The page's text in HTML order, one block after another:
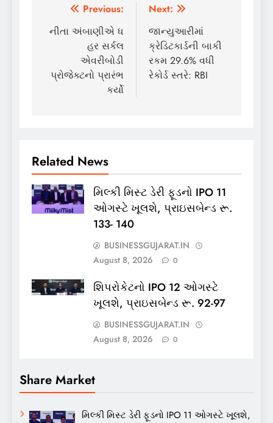
Post
navigation
Previous:
નીતા અંબાણીએ ધ
હર સર્કલ
એવરીબોડી
પ્રોજેક્ટનો પ્રારંભ
કર્યો
Next:
જાન્યુઆરીમાં
ક્રેડિટકાર્ડની બાકી
રકમ 29.6% વધી
રેકોર્ડ સ્તરે: RBI
Related News
મિલ્કી મિસ્ટ ડેરી ફૂડનો IPO 11
ઓગસ્ટે ખૂલશે, પ્રાઇસબેન્ડ રૂ.
133- 140
BUSINESSGUJARAT.IN
August 8, 2026
0
શિપરોકેટનો IPO 12 ઓગસ્ટે
ખૂલશે, પ્રાઇસબેન્ડ રૂ. 92-97
BUSINESSGUJARAT.IN
August 8, 2026
0
Share Market
મિલ્કી મિસ્ટ ડેરી ફૂડનો IPO 11 ઓગસ્ટે ખૂલશે,